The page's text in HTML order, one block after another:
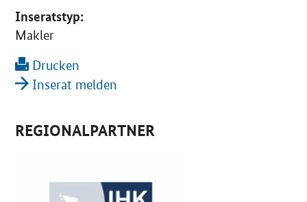
Inseratstyp:
Makler
Drucken
Inserat melden
REGIONALPARTNER